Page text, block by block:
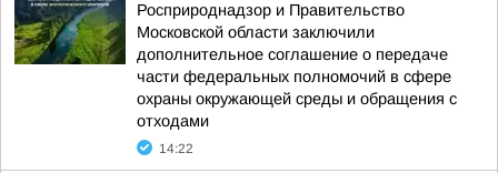
Росприроднадзор и Правительство
Московской области заключили
дополнительное соглашение о передаче
части федеральных полномочий в сфере
охраны окружающей среды и обращения с
отходами
14:22